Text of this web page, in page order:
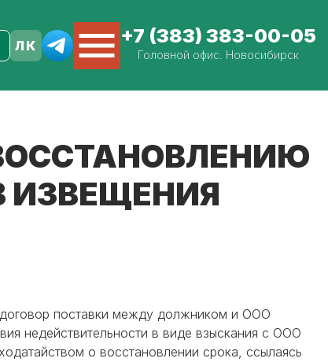
+7 (383) 383-00-05
Головной офис. Новосибирск
ИЗВЕЩЕНИЯ
поставки между должником и ООО
недействительности в виде взыскания с ООО
о восстановлении срока, ссылаясь